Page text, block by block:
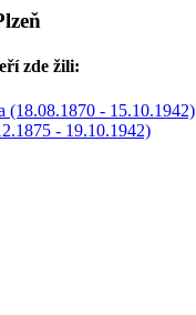
zde žili:
(18.08.1870 - 15.10.1942)
- 19.10.1942)